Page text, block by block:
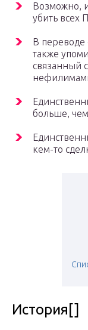
Возможно,
убить всех
В переводе
также
связанный
больше,
кем-то
История[]